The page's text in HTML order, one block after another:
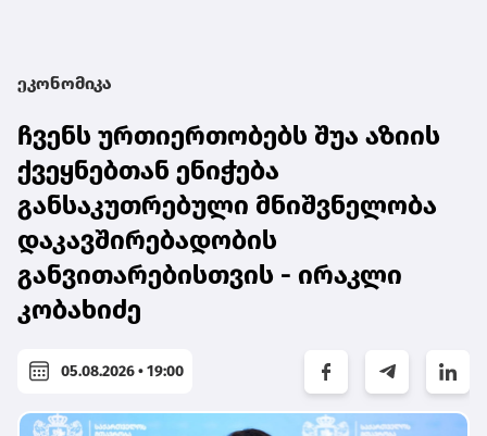
ეკონომიკა
ჩვენს ურთიერთობებს შუა აზიის
ქვეყნებთან ენიჭება
განსაკუთრებული მნიშვნელობა
დაკავშირებადობის
განვითარებისთვის - ირაკლი
კობახიძე
05.08.2026 • 19:00